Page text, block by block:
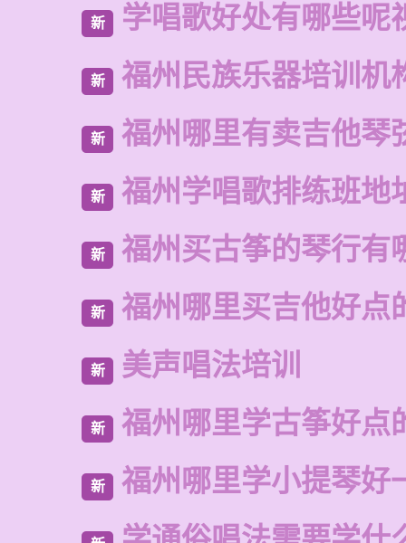
新 学唱歌好处有哪些呢
新 福州民族乐器培训机
新 福州哪里有卖吉他琴
新 福州学唱歌排练班地
新 福州买古筝的琴行有
新 福州哪里买吉他好点
新 美声唱法培训
新 福州哪里学古筝好点
新 福州哪里学小提琴好